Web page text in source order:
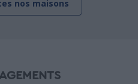
nos maisons